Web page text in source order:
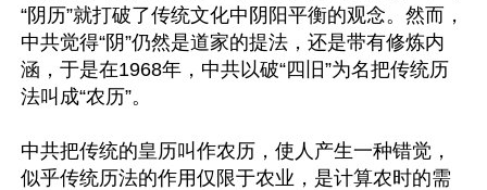
“阴历”就打破了传统文化中阴阳平衡的观念。然而，
中共觉得“阴”仍然是道家的提法，还是带有修炼内
涵，于是在1968年，中共以破“四旧”为名把传统历
法叫成“农历”。
中共把传统的皇历叫作农历，使人产生一种错觉，
似乎传统历法的作用仅限于农业，是计算农时的需